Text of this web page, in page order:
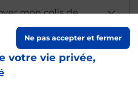
votre vie privée,
Ne pas accepter et fermer
mon colis de
un
depuis un